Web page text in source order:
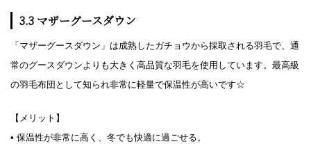
3.3 マザーグースダウン
「マザーグースダウン」は成熟したガチョウから採取される羽毛で、通
常のグースダウンよりも大きく高品質な羽毛を使用しています。最高級
の羽毛布団として知られ非常に軽量で保温性が高いです☆
【メリット】
• 保温性が非常に高く、冬でも快適に過ごせる。